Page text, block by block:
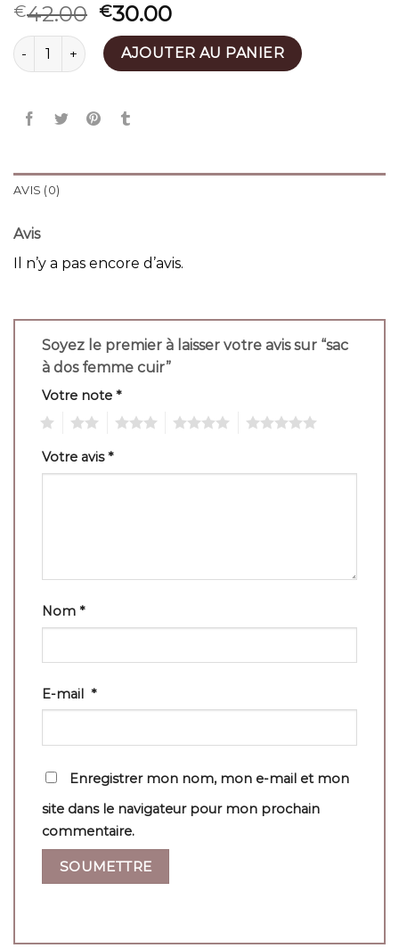
€42.00 €30.00
quantité de sac à dos femme cuir
AJOUTER AU PANIER
AVIS (0)
Avis
Il n’y a pas encore d’avis.
Soyez le premier à laisser votre avis sur “sac
à dos femme cuir”
Votre note *
Votre avis*
Nom *
E-mail *
Enregistrer mon nom, mon e-mail et mon
site dans le navigateur pour mon prochain
commentaire.